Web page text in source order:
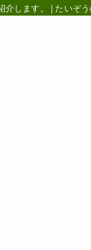
介します。 | たいぞ